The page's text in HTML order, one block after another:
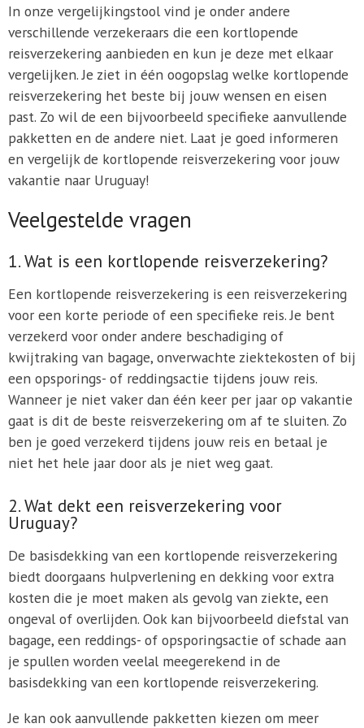
In onze vergelijkingstool vind je onder andere
verschillende verzekeraars die een kortlopende
reisverzekering aanbieden en kun je deze met elkaar
vergelijken. Je ziet in één oogopslag welke kortlopende
reisverzekering het beste bij jouw wensen en eisen
past. Zo wil de een bijvoorbeeld specifieke aanvullende
pakketten en de andere niet. Laat je goed informeren
en vergelijk de kortlopende reisverzekering voor jouw
vakantie naar Uruguay!
Veelgestelde vragen
1. Wat is een kortlopende reisverzekering?
Een kortlopende reisverzekering is een reisverzekering
voor een korte periode of een specifieke reis. Je bent
verzekerd voor onder andere beschadiging of
kwijtraking van bagage, onverwachte ziektekosten of bij
een opsporings- of reddingsactie tijdens jouw reis.
Wanneer je niet vaker dan één keer per jaar op vakantie
gaat is dit de beste reisverzekering om af te sluiten. Zo
ben je goed verzekerd tijdens jouw reis en betaal je
niet het hele jaar door als je niet weg gaat.
2. Wat dekt een reisverzekering voor
Uruguay?
De basisdekking van een kortlopende reisverzekering
biedt doorgaans hulpverlening en dekking voor extra
kosten die je moet maken als gevolg van ziekte, een
ongeval of overlijden. Ook kan bijvoorbeeld diefstal van
bagage, een reddings- of opsporingsactie of schade aan
je spullen worden veelal meegerekend in de
basisdekking van een kortlopende reisverzekering.
Je kan ook aanvullende pakketten kiezen om meer